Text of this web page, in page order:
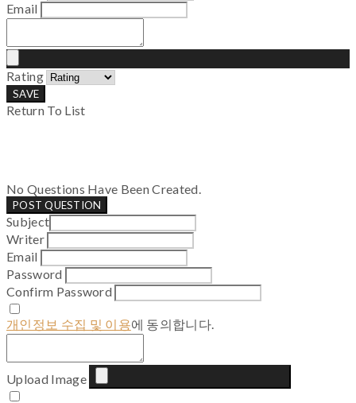
Email
Rating
SAVE
Return To List
No Questions Have Been Created.
POST QUESTION
Subject
Writer
Email
Password
Confirm Password
개인정보 수집 및 이용에 동의합니다.
Upload Image